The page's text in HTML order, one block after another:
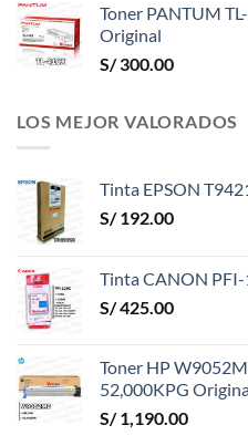
Toner PANTUM
Original
S/300.00
LOS MEJOR VALORADOS
Tinta EPSON
S/192.00
Tinta CANON
S/425.00
Toner HP
52,000KPG
S/1,190.00